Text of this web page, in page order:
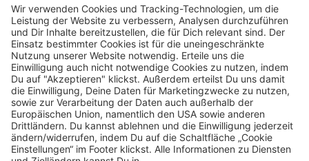
Mitglied im: